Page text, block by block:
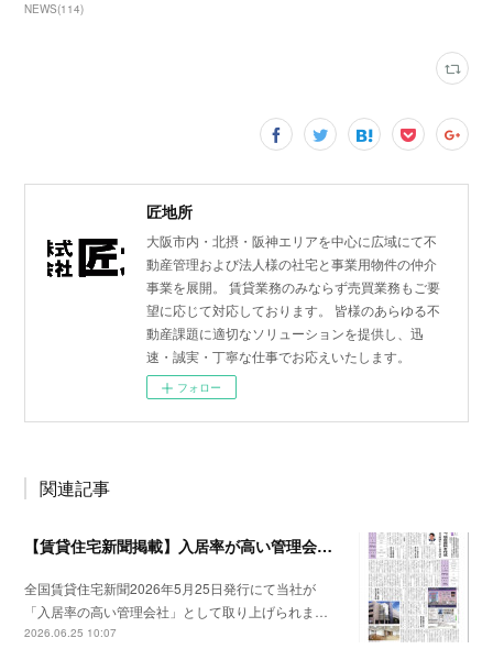
NEWS(114)
匠地所
大阪市内・北摂・阪神エリアを中心に広域にて不
動産管理および法人様の社宅と事業用物件の仲介
事業を展開。 賃貸業務のみならず売買業務もご要
望に応じて対応しております。 皆様のあらゆる不
動産課題に適切なソリューションを提供し、迅
速・誠実・丁寧な仕事でお応えいたします。
フォロー
関連記事
【賃貸住宅新聞掲載】入居率が高い管理会社特集
全国賃貸住宅新聞2026年5月25日発行にて当社が
「入居率の高い管理会社」として取り上げられま…
2026.06.25 10:07